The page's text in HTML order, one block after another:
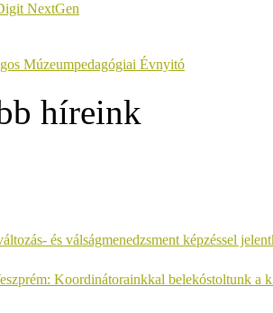
NextGen
Múzeumpedagógiai Évnyitó
híreink
és válságmenedzsment képzéssel
Koordinátorainkkal belekóstoltunk a